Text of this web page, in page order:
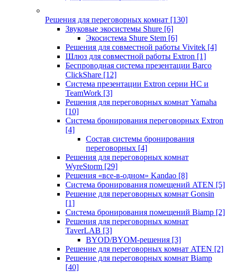
Решения для переговорных комнат [130]
Звуковые экосистемы Shure [6]
Экосистема Shure Stem [6]
Решения для совместной работы Vivitek [4]
Шлюз для совместной работы Extron [1]
Беспроводная система презентации Barco
ClickShare [12]
Система презентации Extron серии HC и
TeamWork [3]
Решения для переговорных комнат Yamaha
[10]
Система бронирования переговорных Extron
[4]
Состав системы бронирования
переговорных [4]
Решения для переговорных комнат
WyreStorm [29]
Решения «все-в-одном» Kandao [8]
Система бронирования помещений ATEN [5]
Решение для переговорных комнат Gonsin
[1]
Система бронирования помещений Biamp [2]
Решения для переговорных комнат
TaverLAB [3]
BYOD/BYOM-решения [3]
Решение для переговорных комнат ATEN [2]
Решение для переговорных комнат Biamp
[40]